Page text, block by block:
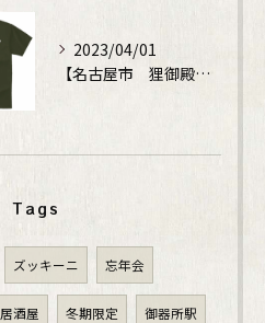
2023/04/01
【名古屋市 狸御殿】鉄板焼でディナータイム
Tags
ズッキーニ 忘年会
居酒屋 冬期限定 御器所駅